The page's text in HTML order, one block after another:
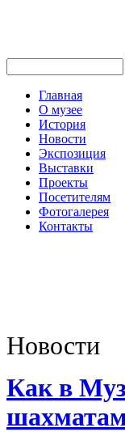
Главная
О музее
История
Новости
Экспозиция
Выставки
Проекты
Посетителям
Фотогалерея
Контакты
Новости
Как в